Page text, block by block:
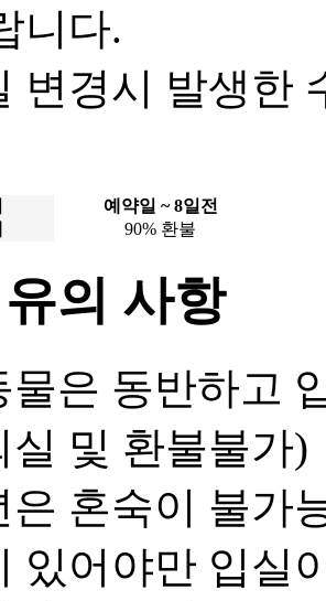
니다.
변경시 발생한
예약일 ~ 8일전
90% 환불
의 사항
물은 동반하고
실 및 환불불가)
은 혼숙이 불가
있어야만 입실